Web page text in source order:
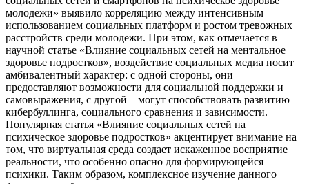
молодежи» выявило корреляцию между интенсивным
использованием социальных платформ и ростом тревожных
расстройств среди молодежи. При этом, как отмечается в
научной статье «Влияние социальных сетей на ментальное
здоровье подростков», воздействие социальных медиа носит
амбивалентный характер: с одной стороны, они
предоставляют возможности для социальной поддержки и
самовыражения, с другой – могут способствовать развитию
кибербуллинга, социального сравнения и зависимости.
Популярная статья «Влияние социальных сетей на
психическое здоровье подростков» акцентирует внимание на
том, что виртуальная среда создает искаженное восприятие
реальности, что особенно опасно для формирующейся
психики. Таким образом, комплексное изучение данного